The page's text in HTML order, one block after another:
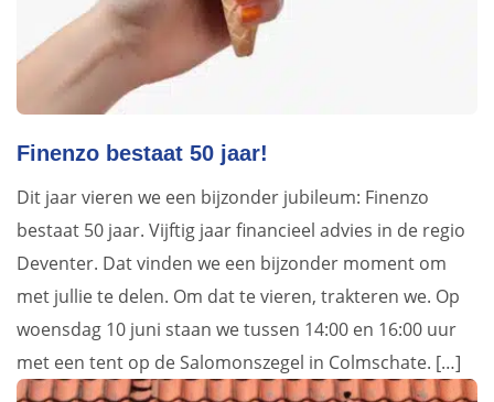
Finenzo bestaat 50 jaar!
Dit jaar vieren we een bijzonder jubileum: Finenzo
bestaat 50 jaar. Vijftig jaar financieel advies in de regio
Deventer. Dat vinden we een bijzonder moment om
met jullie te delen. Om dat te vieren, trakteren we. Op
woensdag 10 juni staan we tussen 14:00 en 16:00 uur
met een tent op de Salomonszegel in Colmschate. […]